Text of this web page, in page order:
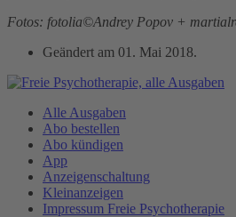
Fotos: fotolia©Andrey Popov +
Geändert am 01. Mai 2018.
Alle Ausgaben
Abo bestellen
Abo kündigen
App
Anzeigenschaltung
Kleinanzeigen
Impressum Freie Psychotherapie